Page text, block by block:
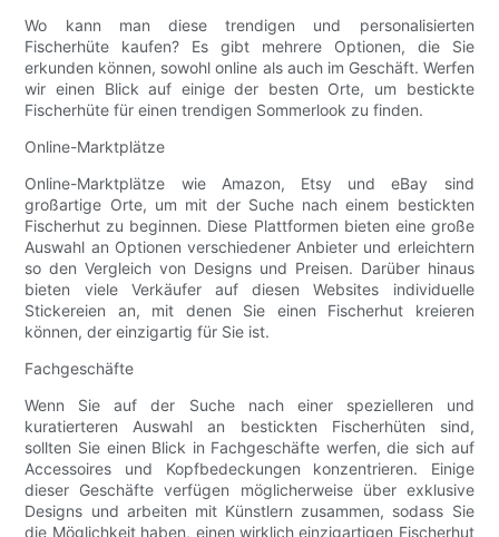
Wo kann man diese trendigen und personalisierten
Fischerhüte kaufen? Es gibt mehrere Optionen, die Sie
erkunden können, sowohl online als auch im Geschäft. Werfen
wir einen Blick auf einige der besten Orte, um bestickte
Fischerhüte für einen trendigen Sommerlook zu finden.
Online-Marktplätze
Online-Marktplätze wie Amazon, Etsy und eBay sind
großartige Orte, um mit der Suche nach einem bestickten
Fischerhut zu beginnen. Diese Plattformen bieten eine große
Auswahl an Optionen verschiedener Anbieter und erleichtern
so den Vergleich von Designs und Preisen. Darüber hinaus
bieten viele Verkäufer auf diesen Websites individuelle
Stickereien an, mit denen Sie einen Fischerhut kreieren
können, der einzigartig für Sie ist.
Fachgeschäfte
Wenn Sie auf der Suche nach einer spezielleren und
kuratierteren Auswahl an bestickten Fischerhüten sind,
sollten Sie einen Blick in Fachgeschäfte werfen, die sich auf
Accessoires und Kopfbedeckungen konzentrieren. Einige
dieser Geschäfte verfügen möglicherweise über exklusive
Designs und arbeiten mit Künstlern zusammen, sodass Sie
die Möglichkeit haben, einen wirklich einzigartigen Fischerhut